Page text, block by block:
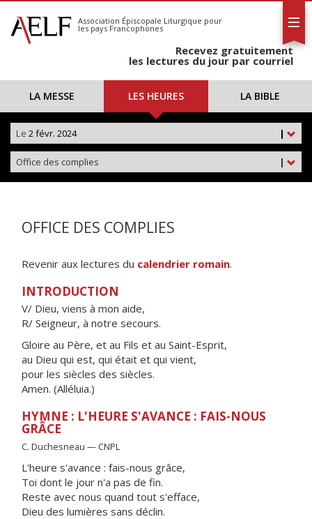
S'abonner
Calendrier
Association Épiscopale Liturgique pour
les pays Francophones
Recevez gratuitement
les lectures du jour par courriel
LA MESSE LES HEURES LA BIBLE
|
Le 2 févr. 2024
|
Office des complies
OFFICE DES COMPLIES
Revenir aux lectures du calendrier romain.
INTRODUCTION
V/ Dieu, viens à mon aide,
R/ Seigneur, à notre secours.
Gloire au Père, et au Fils et au Saint-Esprit,
au Dieu qui est, qui était et qui vient,
pour les siècles des siècles.
Amen. (Alléluia.)
HYMNE : L'HEURE S'AVANCE : FAIS-NOUS
GRÂCE
C. Duchesneau — CNPL
L'heure s'avance : fais-nous grâce,
Toi dont le jour n'a pas de fin.
Reste avec nous quand tout s'efface,
Dieu des lumières sans déclin.